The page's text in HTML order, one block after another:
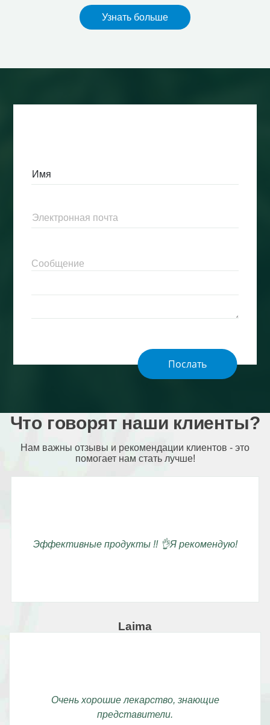
Узнать больше
Что говорят наши клиенты?
Нам важны отзывы и рекомендации клиентов - это
помогает нам стать лучше!
Эффективные продукты !! 👌Я рекомендую!
Laima
Очень хорошие лекарство, знающие
представители.